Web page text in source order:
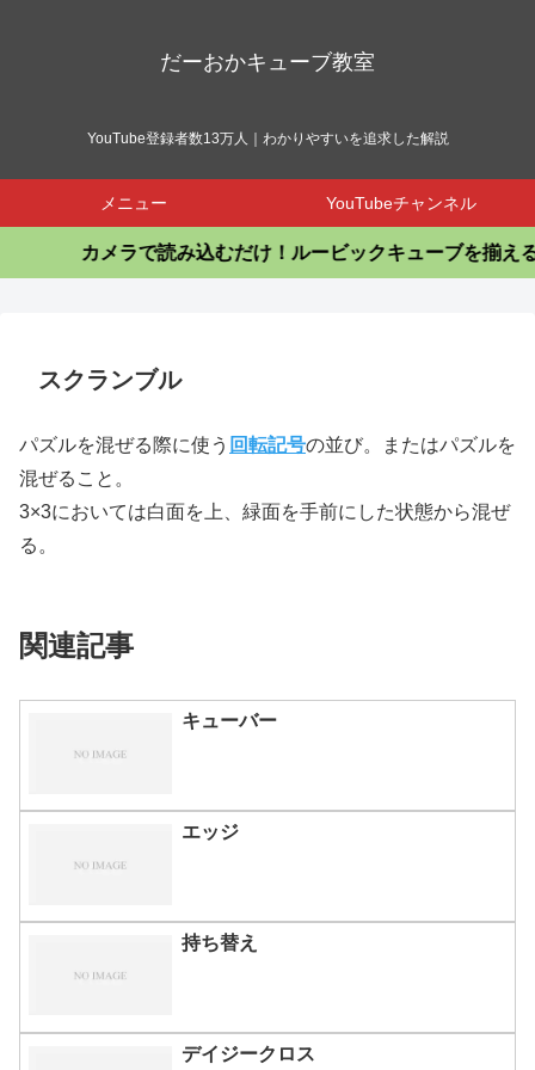
だーおかキューブ教室
YouTube登録者数13万人｜わかりやすいを追求した解説
メニュー YouTubeチャンネル
カメラで読み込むだけ！ルービックキューブを揃える
スクランブル
パズルを混ぜる際に使う 回転記号の並び。またはパズルを
混ぜること。
3×3においては白面を上、緑面を手前にした状態から混ぜ
る。
関連記事
キューバー
エッジ
持ち替え
デイジークロス